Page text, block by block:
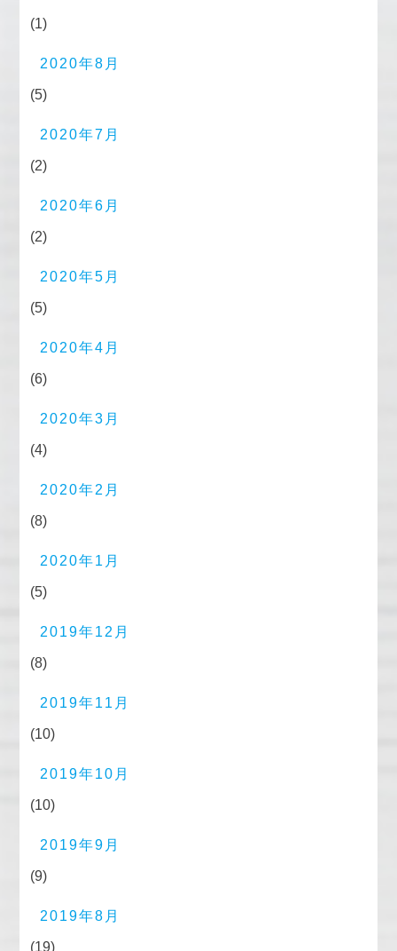
(1)
2020年8月
(5)
2020年7月
(2)
2020年6月
(2)
2020年5月
(5)
2020年4月
(6)
2020年3月
(4)
2020年2月
(8)
2020年1月
(5)
2019年12月
(8)
2019年11月
(10)
2019年10月
(10)
2019年9月
(9)
2019年8月
(19)